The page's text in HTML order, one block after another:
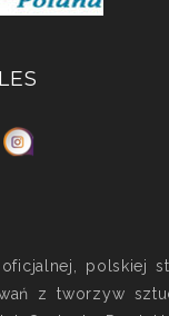
polskiej
z tworzyw